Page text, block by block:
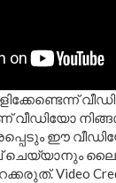
വീഡിയോ
ഈ
Video